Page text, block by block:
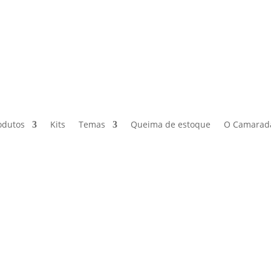
Kits Temas Queima de estoque O